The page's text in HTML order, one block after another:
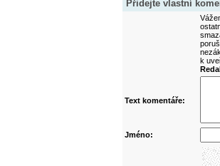
Přidejte vlastní
k
Text komentáře:
Jméno: